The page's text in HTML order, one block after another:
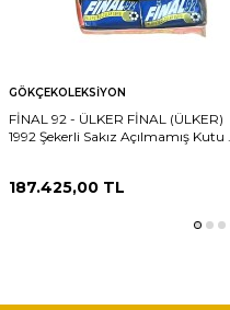
GÖKÇEKOLEKSIYON
FİNAL 92 - ÜLKER FİNAL (ÜLKER)
1992 Şekerli Sakız Açılmamış Kutu #
187.425,00 TL